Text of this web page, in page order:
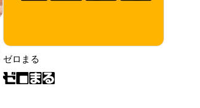
ゼロまる